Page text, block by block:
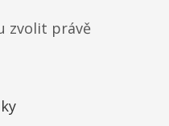
zvolit právě